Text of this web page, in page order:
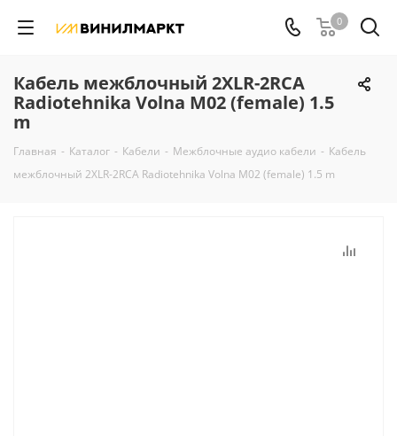
0
Кабель межблочный 2XLR-2RCA
Radiotehnika Volna M02 (female) 1.5
m
Главная - Каталог - Кабели - Межблочные аудио кабели - Кабель
межблочный 2XLR-2RCA Radiotehnika Volna M02 (female) 1.5 m